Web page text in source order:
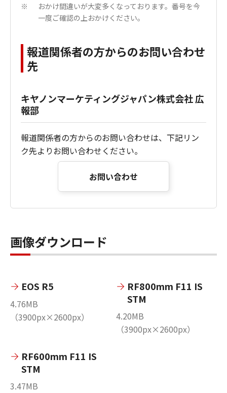
※
おかけ間違いが大変多くなっております。番号を今
一度ご確認の上おかけください。
報道関係者の方からのお問い合わせ
先
キヤノンマーケティングジャパン株式会社 広
報部
報道関係者の方からのお問い合わせは、下記リン
ク先よりお問い合わせください。
お問い合わせ
画像ダウンロード
EOS R5
4.76MB
（3900px×2600px）
RF800mm F11 IS
STM
4.20MB
（3900px×2600px）
RF600mm F11 IS
STM
3.47MB